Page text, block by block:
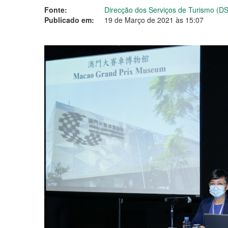
Fonte:
Direcção dos Serviços de Turismo
Publicado em:
19 de Março de 2021 às 15:07